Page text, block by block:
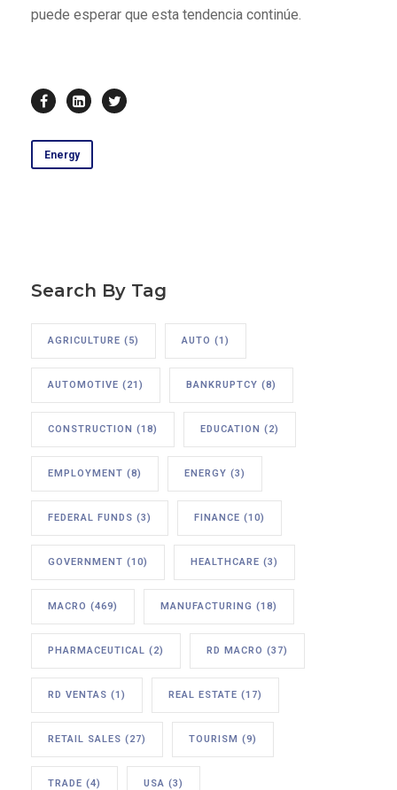
puede esperar que esta tendencia continúe.
Energy
Search By Tag
AGRICULTURE (5) AUTO (1)
AUTOMOTIVE (21) BANKRUPTCY (8)
CONSTRUCTION (18) EDUCATION (2)
EMPLOYMENT (8) ENERGY (3)
FEDERAL FUNDS (3) FINANCE (10)
GOVERNMENT (10) HEALTHCARE (3)
MACRO (469) MANUFACTURING (18)
PHARMACEUTICAL (2) RD MACRO (37)
RD VENTAS (1) REAL ESTATE (17)
RETAIL SALES (27) TOURISM (9)
TRADE (4) USA (3)